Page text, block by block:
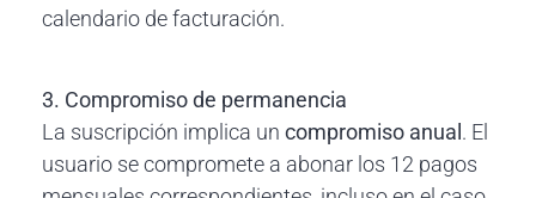
calendario de facturación.
3. Compromiso de permanencia
La suscripción implica un compromiso anual. El
usuario se compromete a abonar los 12 pagos